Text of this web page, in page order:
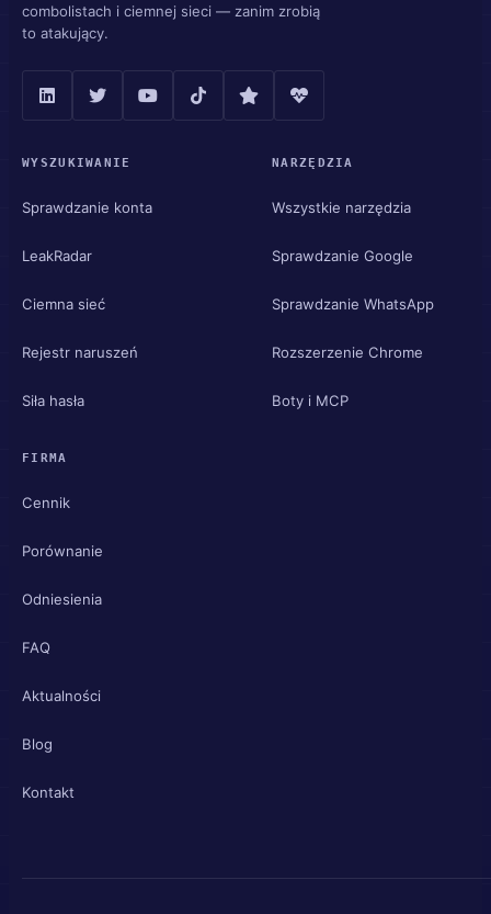
combolistach i ciemnej sieci — zanim zrobią
to atakujący.
WYSZUKIWANIE
Sprawdzanie konta
LeakRadar
Ciemna sieć
Rejestr naruszeń
Siła hasła
NARZĘDZIA
Wszystkie narzędzia
Sprawdzanie Google
Sprawdzanie WhatsApp
Rozszerzenie Chrome
Boty i MCP
FIRMA
Cennik
Porównanie
Odniesienia
FAQ
Aktualności
Blog
Kontakt